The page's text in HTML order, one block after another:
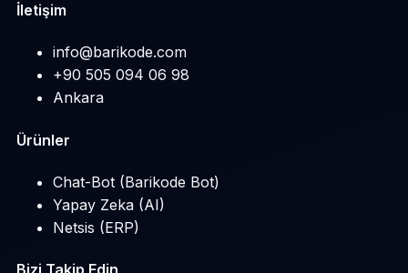
İletişim
info@barikode.com
+90 505 094 06 98
Ankara
Ürünler
Chat-Bot (Barikode Bot)
Yapay Zeka (AI)
Netsis (ERP)